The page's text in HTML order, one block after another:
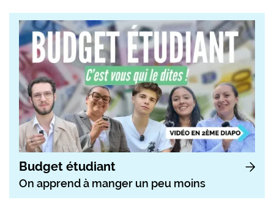
Budget étudiant
On apprend à manger un peu moins